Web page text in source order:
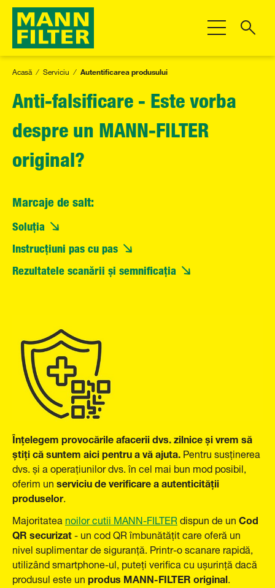
Comutare
Acasă Serviciu Autentificarea produsului
Anti-falsificare - Este vorba
despre un MANN-FILTER
original?
Marcaje de salt:
Soluția
Instrucțiuni pas cu pas
Rezultatele scanării și semnificația
Înțelegem provocările afacerii dvs. zilnice și vrem să
știți că suntem aici pentru a vă ajuta.Pentru susținerea
dvs. și a operațiunilor dvs. în cel mai bun mod posibil,
oferim unserviciu de verificare a autenticității
produselor.
Majoritateanoilor cutii MANN-FILTERdispun de unCod
QR securizat-un cod QR îmbunătățit care oferă un
nivel suplimentar de siguranță. Printr-o scanare rapidă,
utilizând smartphone-ul, puteți verifica cu ușurință dacă
produsul este unprodus MANN-FILTER original.